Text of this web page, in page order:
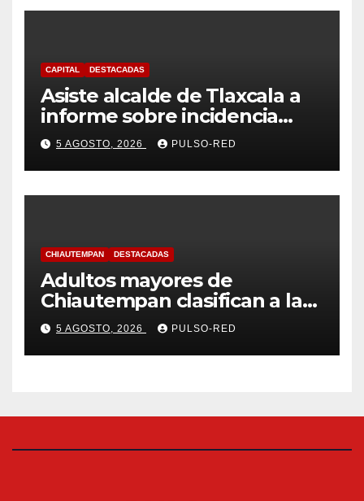
CAPITAL DESTACADAS
Asiste alcalde de Tlaxcala a
informe sobre incidencia
delictiva refrenda trabajo
coordinado
5 AGOSTO, 2026 PULSO-RED
CHIAUTEMPAN DESTACADAS
Adultos mayores de
Chiautempan clasifican a la
etapa federal de las
Olimpiadas de Oro
5 AGOSTO, 2026 PULSO-RED